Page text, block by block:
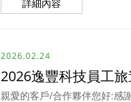
詳細內容
2026.02.24
2026逸豐科技員工
親愛的客戶/合作夥伴您好:感